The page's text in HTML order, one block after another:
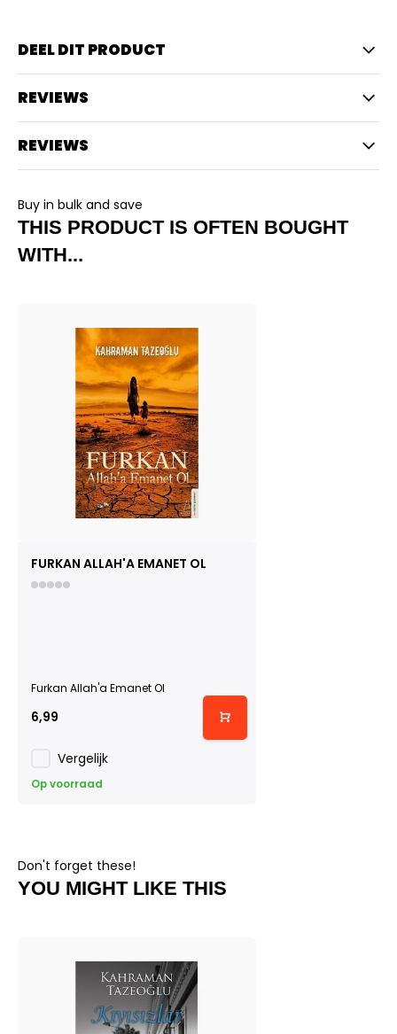
DEEL DIT PRODUCT
REVIEWS
REVIEWS
Buy in bulk and save
THIS PRODUCT IS OFTEN BOUGHT
WITH...
FURKAN ALLAH'A EMANET OL
Furkan Allah'a Emanet Ol
6,99
Vergelijk
Op voorraad
Don't forget these!
YOU MIGHT LIKE THIS